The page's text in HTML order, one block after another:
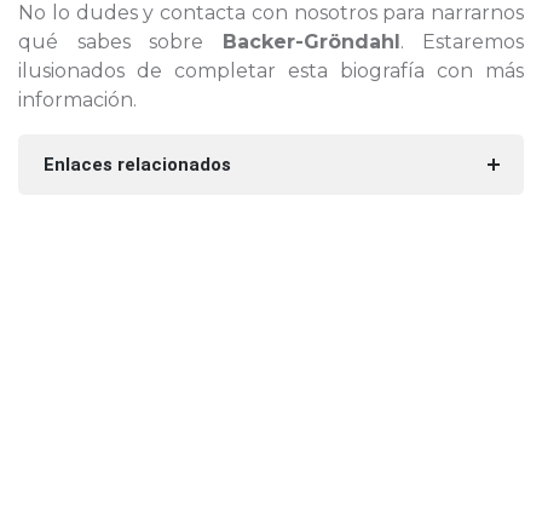
No lo dudes y contacta con nosotros para narrarnos
qué sabes sobre Backer-Gröndahl. Estaremos
ilusionados de completar esta biografía con más
información.
Enlaces relacionados